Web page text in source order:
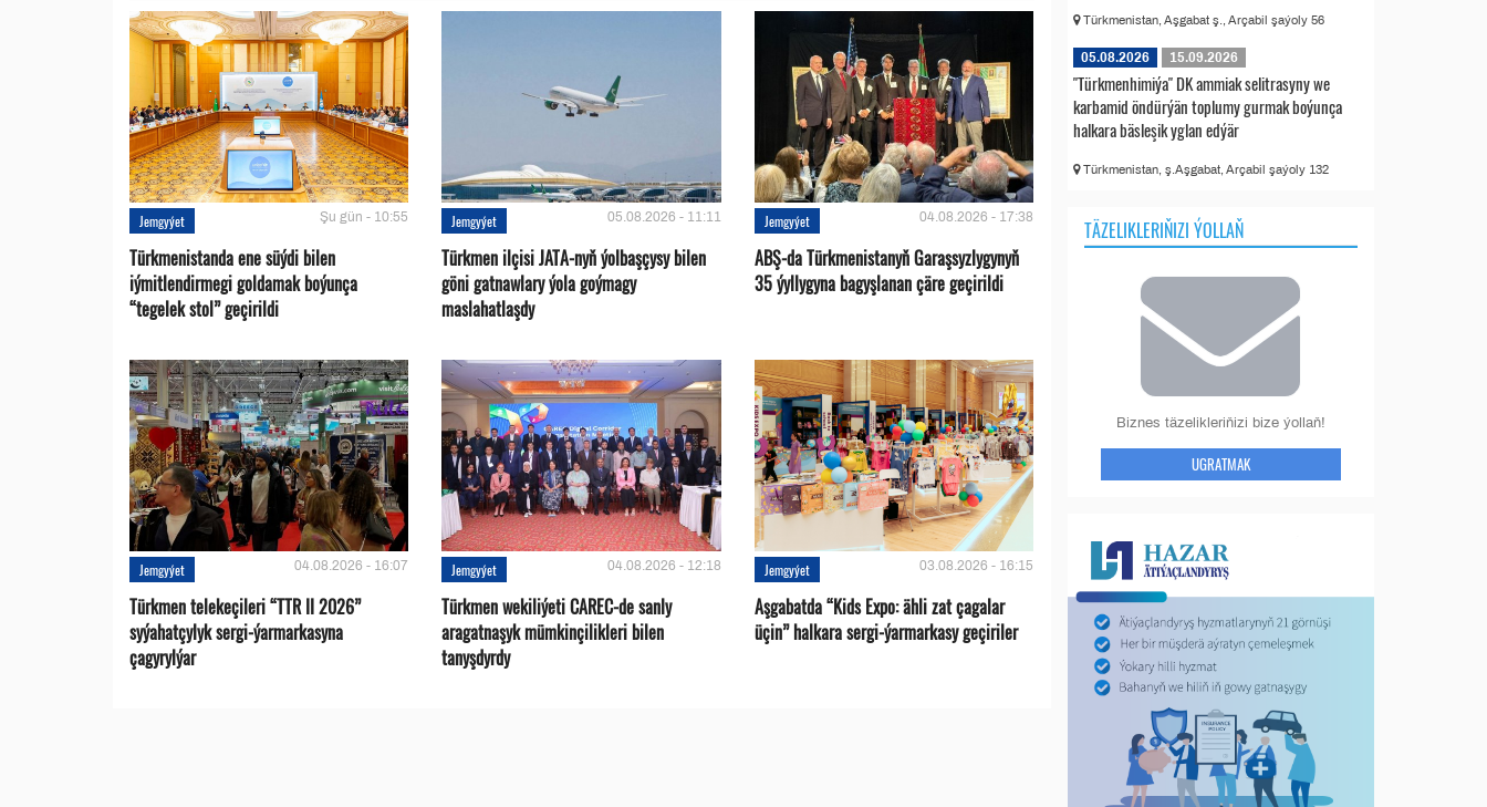
Jemgyýet Şu gün - 10:55
Türkmenistanda ene süýdi bilen
iýmitlendirmegi goldamak boýunça
“tegelek stol” geçirildi
Jemgyýet 05.08.2026 - 11:11
Türkmen ilçisi JATA-nyň ýolbaşçysy bilen
göni gatnawlary ýola goýmagy
maslahatlaşdy
Jemgyýet 04.08.2026 - 17:38
ABŞ-da Türkmenistanyň Garaşsyzlygynyň
35 ýyllygyna bagyşlanan çäre geçirildi
Jemgyýet 04.08.2026 - 16:07
Türkmen telekeçileri “TTR II 2026”
syýahatçylyk sergi-ýarmarkasyna
çagyrylýar
Jemgyýet 04.08.2026 - 12:18
Türkmen wekiliýeti CAREC-de sanly
aragatnaşyk mümkinçilikleri bilen
tanyşdyrdy
Jemgyýet 03.08.2026 - 16:15
Aşgabatda “Kids Expo: ähli zat çagalar
üçin” halkara sergi-ýarmarkasy geçiriler
Türkmenistan, Aşgabat ş., Arçabil şaýoly 56
05.08.2026 15.09.2026
"Türkmenhimiýa" DK ammiak selitrasyny we
karbamid öndürýän toplumy gurmak boýunça
halkara bäsleşik yglan edýär
Türkmenistan, ş.Aşgabat, Arçabil şaýoly 132
TÄZELIKLERIŇIZI ÝOLLAŇ
Biznes täzelikleriňizi bize ýollaň!
UGRATMAK